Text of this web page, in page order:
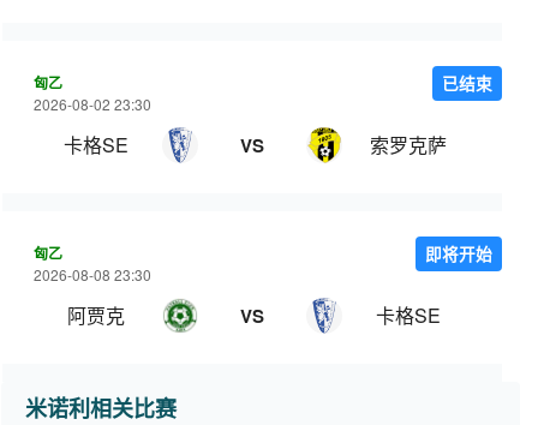
匈乙
2026-08-02 23:30
卡格SE VS 索罗克萨
已结束
匈乙
2026-08-08 23:30
阿贾克 VS 卡格SE
即将开始
米诺利相关比赛